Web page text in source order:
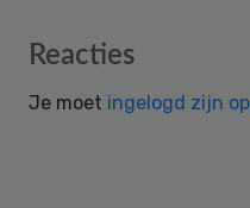
Reader
Reacties
Je moet ingelogd zijn op